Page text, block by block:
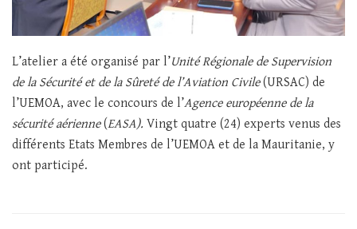
L’atelier a été organisé par l’Unité Régionale de Supervision
de la Sécurité et de la Sûreté de l’Aviation Civile(URSAC) de
l’UEMOA, avec le concours de l’Agence européenne de la
sécurité aérienne(EASA). Vingt quatre (24) experts venus des
différents Etats Membres de l’UEMOA et de la Mauritanie, y
ont participé.